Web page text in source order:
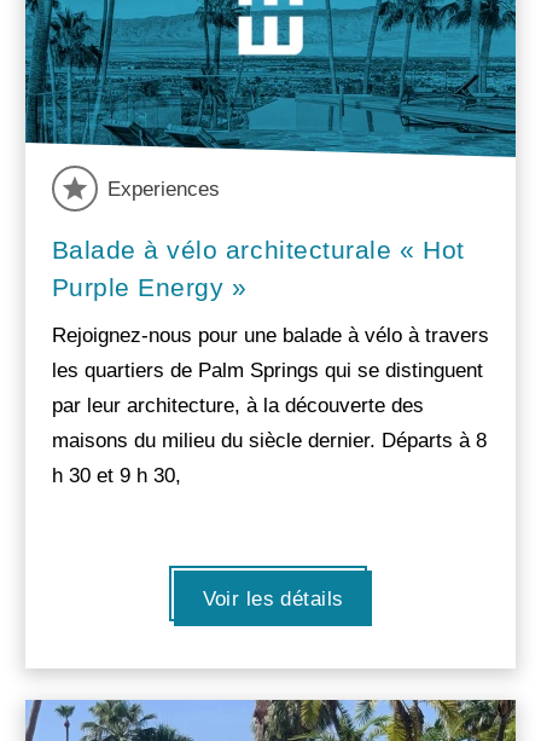
Experiences
Balade à vélo architecturale « Hot
Purple Energy »
Rejoignez-nous pour une balade à vélo à travers
les quartiers de Palm Springs qui se distinguent
par leur architecture, à la découverte des
maisons du milieu du siècle dernier. Départs à 8
h 30 et 9 h 30,
Voir les détails